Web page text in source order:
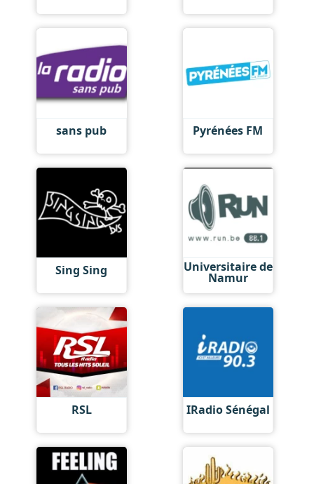
sans pub Pyrénées FM
Sing Sing Universitaire de
Namur
RSL IRadio Sénégal